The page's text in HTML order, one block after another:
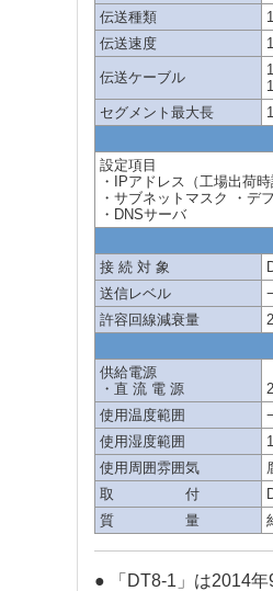
伝送種類
伝送速度
伝送ケーブル
セグメント最大長
設定項目
・IPアドレス（工場出荷
・サブネットマスク ・デ
・DNSサーバ
接 続 対 象
送信レベル
許容回線減衰量
供給電源
・直 流 電 源
使用温度範囲
使用湿度範囲
使用周囲雰囲気
取 付
質 量
● 「DT8-1」は2014